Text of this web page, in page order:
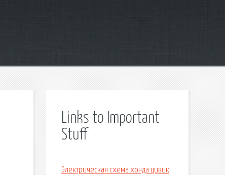
Links to Important
Stuff
Электрическая схема хонда цивик